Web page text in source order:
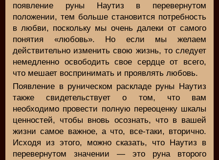
появление руны Наутиз в перевернутом
положении, тем больше становится потребность
в любви, поскольку мы очень далеки от самого
понятия «любовь». Но если мы желаем
действительно изменить свою жизнь, то следует
немедленно освободить свое сердце от всего,
что мешает воспринимать и проявлять любовь.
Появление в руническом раскладе руны Наутиз
также свидетельствует о том, что вам
необходимо провести полную переоценку шкалы
ценностей, чтобы вновь осознать, что в вашей
жизни самое важное, а что, все-таки, вторично.
Исходя из этого, можно сказать, что Наутиз в
перевернутом значении — это руна второго